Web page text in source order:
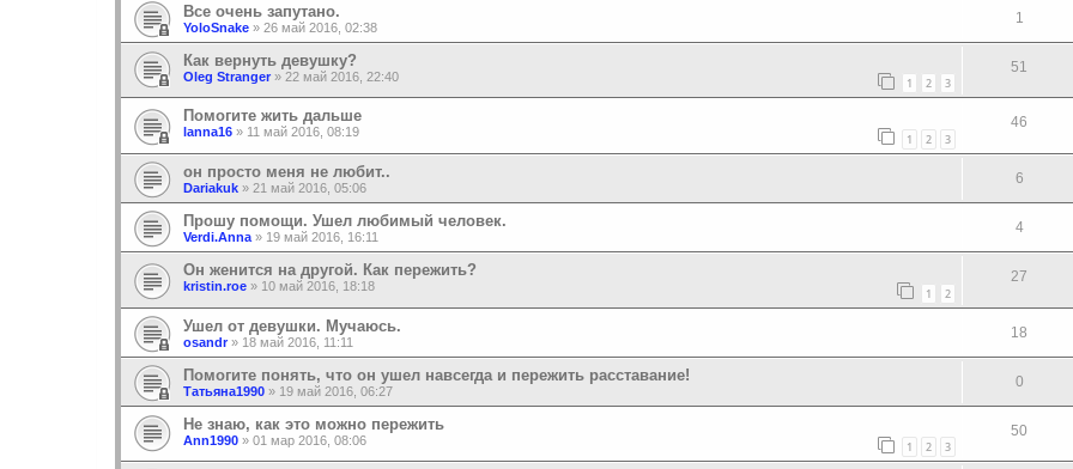
Все очень запутано.
YoloSnake » 26 май 2016, 02:38
1
Как вернуть девушку?
Oleg Stranger » 22 май 2016, 22:40 1 2 3
51
Помогите жить дальше
lanna16 » 11 май 2016, 08:19 1 2 3
46
он просто меня не любит..
Dariakuk » 21 май 2016, 05:06
6
Прошу помощи. Ушел любимый человек.
Verdi.Anna » 19 май 2016, 16:11
4
Он женится на другой. Как пережить?
kristin.roe » 10 май 2016, 18:18 1 2
27
Ушел от девушки. Мучаюсь.
osandr» 18 май 2016, 11:11
18
Помогите понять, что он ушел навсегда и пережить расставание!
Татьяна1990 » 19 май 2016, 06:27
0
Не знаю, как это можно пережить
Ann1990 » 01 мар 2016, 08:06 1 2 3
50